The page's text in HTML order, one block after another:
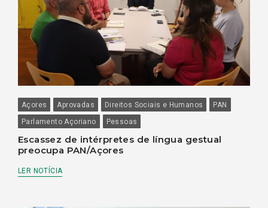
Açores Aprovadas Direitos Sociais e Humanos
PAN
Parlamento Açoriano
Pessoas
Escassez de intérpretes de língua gestual
preocupa PAN/Açores
LER NOTÍCIA